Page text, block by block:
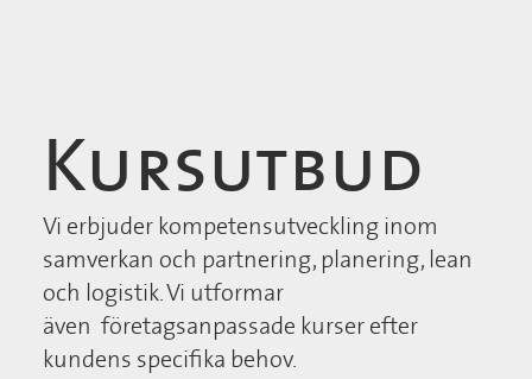
Vi erbjuder kompetensutveckling inom
samverkan och partnering, planering, lean
och logistik. Vi utformar
även företagsanpassade kurser efter
kundens specifika behov.
Kursutbud